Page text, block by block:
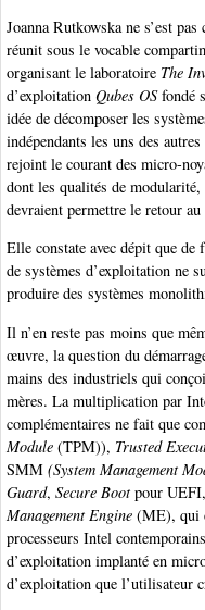
Joanna Rutkowska ne s’est
réunit sous le vocable
organisant le laboratoire The
d’exploitation Qubes OSfondé
idée de décomposer les
indépendants les uns des
rejoint le courant des micro-
dont les qualités de
devraient permettre le retour
Elle constate avec dépit que
de systèmes d’exploitation ne
produire des systèmes
Il n’en reste pas moins que
œuvre, la question du
mains des industriels qui
mères. La multiplication par
complémentaires ne fait que
Module (TPM)), Trusted
SMM (System Management
Guard, Secure Bootpour UEFI,
Management Engine (ME), qui
processeurs Intel
d’exploitation implanté en
d’exploitation que l’utilisateur